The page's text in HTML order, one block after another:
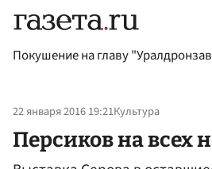
Покушение на главу
22 января 2016 19:21Культура
Персиков на всех